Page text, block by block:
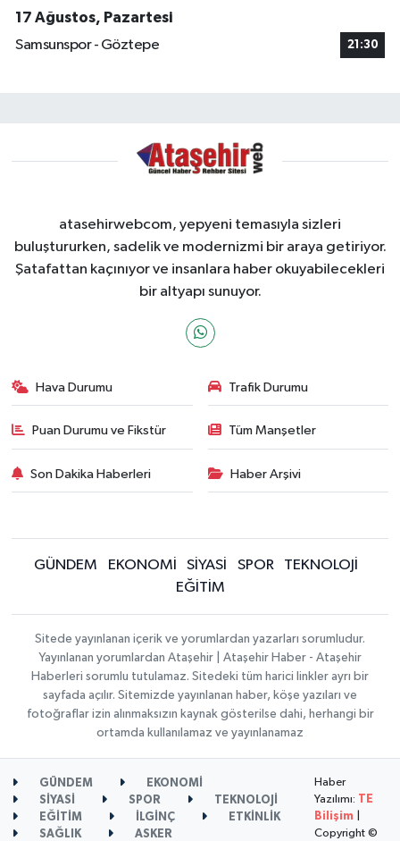
17 Ağustos, Pazartesi
Samsunspor - Göztepe
21:30
atasehirwebcom, yepyeni temasıyla sizleri
buluştururken, sadelik ve modernizmi bir araya getiriyor.
Şatafattan kaçınıyor ve insanlara haber okuyabilecekleri
bir altyapı sunuyor.
Hava Durumu Trafik Durumu
Puan Durumu ve Fikstür Tüm Manşetler
Son Dakika Haberleri Haber Arşivi
GÜNDEM EKONOMİ SİYASİ SPOR
TEKNOLOJİ
EĞİTİM
Sitede yayınlanan içerik ve yorumlardan yazarları sorumludur.
Yayınlanan yorumlardan Ataşehir | Ataşehir Haber - Ataşehir
Haberleri sorumlu tutulamaz. Sitedeki tüm harici linkler ayrı bir
sayfada açılır. Sitemizde yayınlanan haber, köşe yazıları ve
fotoğraflar izin alınmaksızın kaynak gösterilse dahi, herhangi bir
ortamda kullanılamaz ve yayınlanamaz
GÜNDEM
EKONOMİ
SİYASİ
SPOR
TEKNOLOJİ
EĞİTİM
İLGİNÇ
ETKİNLİK
SAĞLIK
ASKER
Haber
Yazılımı: TE
Bilişim
Copyright ©